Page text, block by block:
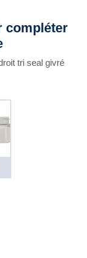
compléter
tri seal givré